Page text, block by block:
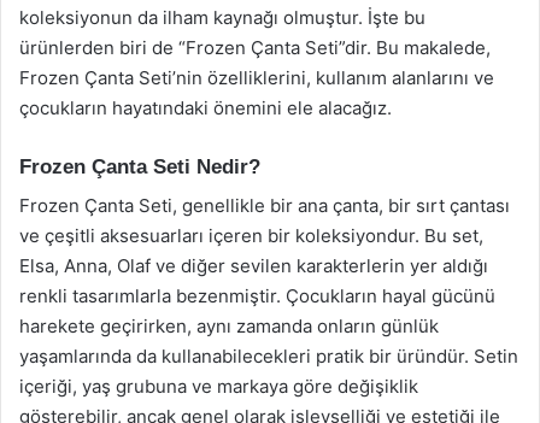
koleksiyonun da ilham kaynağı olmuştur. İşte bu
ürünlerden biri de “Frozen Çanta Seti”dir. Bu makalede,
Frozen Çanta Seti’nin özelliklerini, kullanım alanlarını ve
çocukların hayatındaki önemini ele alacağız.
Frozen Çanta Seti Nedir?
Frozen Çanta Seti, genellikle bir ana çanta, bir sırt çantası
ve çeşitli aksesuarları içeren bir koleksiyondur. Bu set,
Elsa, Anna, Olaf ve diğer sevilen karakterlerin yer aldığı
renkli tasarımlarla bezenmiştir. Çocukların hayal gücünü
harekete geçirirken, aynı zamanda onların günlük
yaşamlarında da kullanabilecekleri pratik bir üründür. Setin
içeriği, yaş grubuna ve markaya göre değişiklik
gösterebilir, ancak genel olarak işlevselliği ve estetiği ile